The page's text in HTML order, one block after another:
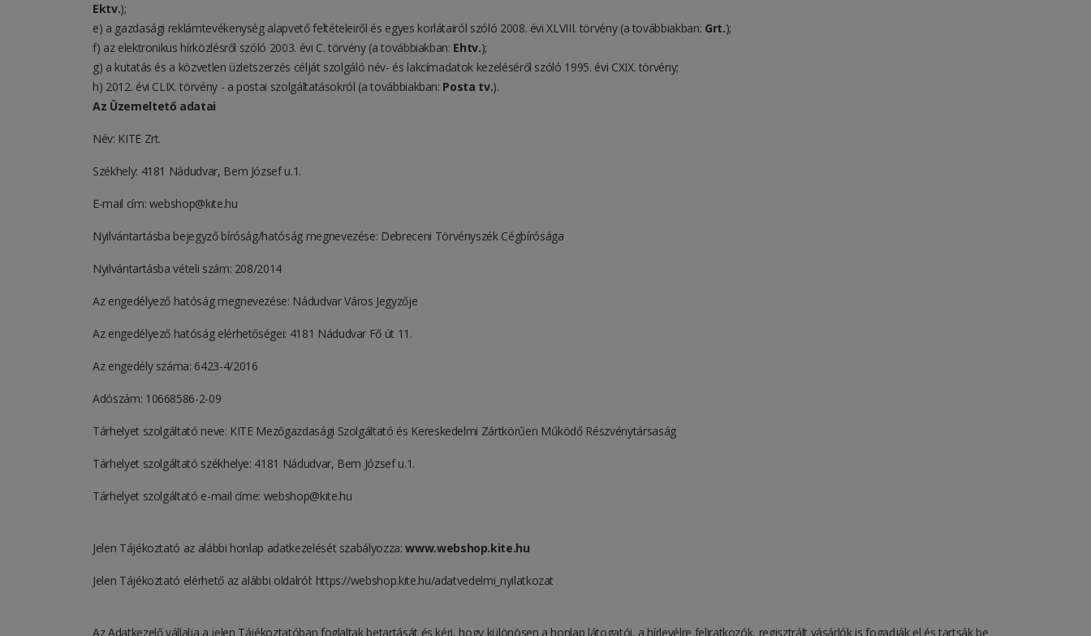
Ektv.);
e) a gazdasági reklámtevékenység alapvető feltételeiről és egyes korlátairól szóló 2008. évi XLVIII. törvény (a továbbiakban: Grt.);
f) az elektronikus hírközlésről szóló 2003. évi C. törvény (a továbbiakban: Ehtv.);
g) a kutatás és a közvetlen üzletszerzés célját szolgáló név- és lakcímadatok kezeléséről szóló 1995. évi CXIX. törvény;
h) 2012. évi CLIX. törvény - a postai szolgáltatásokról (a továbbiakban: Posta tv.).
Az Üzemeltető adatai
Név: KITE Zrt.
Székhely: 4181 Nádudvar, Bem József u.1.
E-mail cím: webshop@kite.hu
Nyilvántartásba bejegyző bíróság/hatóság megnevezése: Debreceni Törvényszék Cégbírósága
Nyilvántartásba vételi szám: 208/2014
Az engedélyező hatóság megnevezése: Nádudvar Város Jegyzője
Az engedélyező hatóság elérhetőségei: 4181 Nádudvar Fő út 11.
Az engedély száma: 6423-4/2016
Adószám: 10668586-2-09
Tárhelyet szolgáltató neve: KITE Mezőgazdasági Szolgáltató és Kereskedelmi Zártkörűen Működő Részvénytársaság
Tárhelyet szolgáltató székhelye: 4181 Nádudvar, Bem József u.1.
Tárhelyet szolgáltató e-mail címe: webshop@kite.hu
Jelen Tájékoztató az alábbi honlap adatkezelését szabályozza:www.webshop.kite.hu
Jelen Tájékoztató elérhető az alábbi oldalról: https://webshop.kite.hu/adatvedelmi_nyilatkozat
Az Adatkezelő vállalja a jelen Tájékoztatóban foglaltak betartását és kéri, hogy különösen a honlap látogatói, a hírlevélre feliratkozók, regisztrált vásárlók is fogadják el és tartsák be